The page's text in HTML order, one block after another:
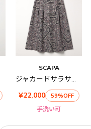
SCAPA
ジャカードサラサスカート
¥22,000
59%OFF
手洗い可